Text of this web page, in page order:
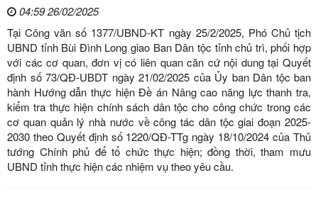
04:59 26/02/2025
Tại Công văn số 1377/UBND-KT ngày 25/2/2025, Phó Chủ tịch
UBND tỉnh Bùi Đình Long giao Ban Dân tộc tỉnh chủ trì, phối hợp
với các cơ quan, đơn vị có liên quan căn cứ nội dung tại Quyết
định số 73/QĐ-UBDT ngày 21/02/2025 của Ủy ban Dân tộc ban
hành Hướng dẫn thực hiện Đề án Nâng cao năng lực thanh tra,
kiểm tra thực hiện chính sách dân tộc cho công chức trong các
cơ quan quản lý nhà nước về công tác dân tộc giai đoạn 2025-
2030 theo Quyết định số 1220/QĐ-TTg ngày 18/10/2024 của Thủ
tướng Chính phủ để tổ chức thực hiện; đồng thời, tham mưu
UBND tỉnh thực hiện các nhiệm vụ theo yêu cầu.